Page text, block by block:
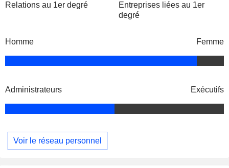
Relations au 1er degré
Entreprises liées au 1er
degré
Homme Femme
Administrateurs Exécutifs
Voir le réseau personnel